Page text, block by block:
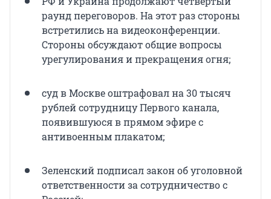
раунд переговоров. На этот раз стороны
встретились на видеоконференции.
Стороны обсуждают общие вопросы
урегулирования и прекращения огня;
суд в Москве оштрафовал на 30 тысяч
рублей сотрудницу Первого канала,
появившуюся в прямом эфире с
антивоенным плакатом;
Зеленский подписал закон об уголовной
ответственности за сотрудничество с